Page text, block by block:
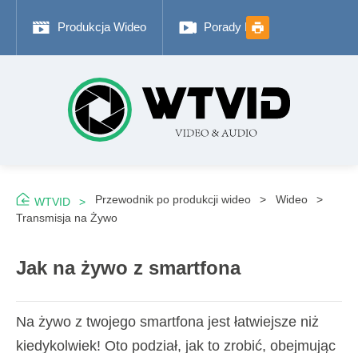
Produkcja Wideo Porady Fotograficzne
WTVID Przewodnik po produkcji wideo
Wideo
Transmisja na Żywo
Jak na żywo z smartfona
Na żywo z twojego smartfona jest łatwiejsze niż
kiedykolwiek! Oto podział, jak to zrobić, obejmując